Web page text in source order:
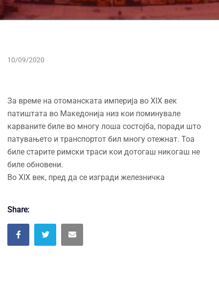
10/09/2020
За време на отоманската империја во XIX век
патиштата во Македонија низ кои поминувале
карваните биле во многу лоша состојба, поради што
патувањето и транспортот бил многу отежнат. Тоа
биле старите римски траси кои дотогаш никогаш не
биле обновени.
Во XIX век, пред да се изгради железничка
Share: